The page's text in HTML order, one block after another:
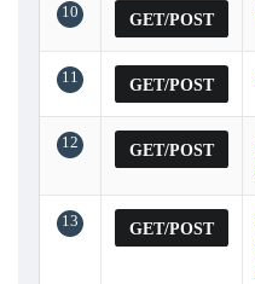
10 GET/POST
11 GET/POST
12 GET/POST
13 GET/POST